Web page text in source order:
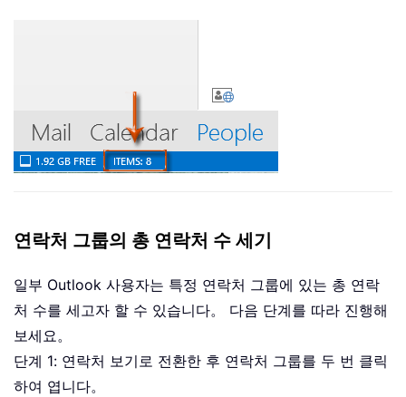
연락처 그룹의 총 연락처 수 세기
일부 Outlook 사용자는 특정 연락처 그룹에 있는 총 연락
처 수를 세고자 할 수 있습니다。 다음 단계를 따라 진행해
보세요。
단계 1: 연락처 보기로 전환한 후 연락처 그룹를 두 번 클릭
하여 엽니다。